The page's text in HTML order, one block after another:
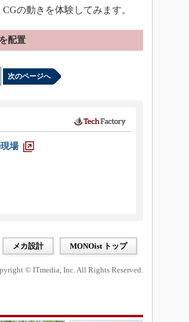
の動きを体験してみます。
配置
次のページへ
場
メカ設計 MONOist トップ
© ITmedia, Inc. All Rights Reserved.